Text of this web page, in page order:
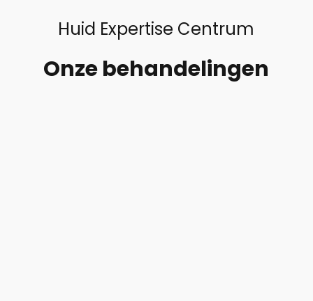
Huid Expertise Centrum
Onze behandelingen